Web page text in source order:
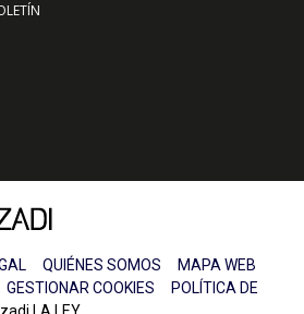
QUIÉNES SOMOS
MAPA WEB
GESTIONAR COOKIES
POLÍTICA DE